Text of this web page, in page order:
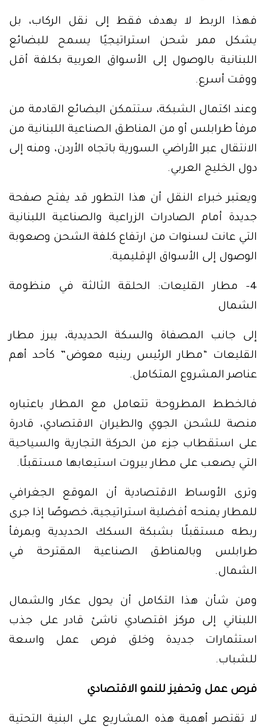
فهذا الربط لا يهدف فقط إلى نقل الركاب، بل
يشكل ممر شحن استراتيجيًا يسمح للبضائع
اللبنانية بالوصول إلى الأسواق العربية بكلفة أقل
ووقت أسرع.
وعند اكتمال الشبكة، ستتمكن البضائع القادمة من
مرفأ طرابلس أو من المناطق الصناعية اللبنانية من
الانتقال عبر الأراضي السورية باتجاه الأردن، ومنه إلى
دول الخليج العربي.
ويعتبر خبراء النقل أن هذا التطور قد يفتح صفحة
جديدة أمام الصادرات الزراعية والصناعية اللبنانية
التي عانت لسنوات من ارتفاع كلفة الشحن وصعوبة
الوصول إلى الأسواق الإقليمية.
4- مطار القليعات: الحلقة الثالثة في منظومة
الشمال
إلى جانب المصفاة والسكة الحديدية، يبرز مطار
القليعات “مطار الرئيس رينيه معوض” كأحد أهم
عناصر المشروع المتكامل.
فالخطط المطروحة تتعامل مع المطار باعتباره
منصة للشحن الجوي والطيران الاقتصادي، قادرة
على استقطاب جزء من الحركة التجارية والسياحية
التي يصعب على مطار بيروت استيعابها مستقبلًا.
وترى الأوساط الاقتصادية أن الموقع الجغرافي
للمطار يمنحه أفضلية استراتيجية، خصوصًا إذا جرى
ربطه مستقبلًا بشبكة السكك الحديدية وبمرفأ
طرابلس وبالمناطق الصناعية المقترحة في
الشمال.
ومن شأن هذا التكامل أن يحول عكار والشمال
اللبناني إلى مركز اقتصادي ناشئ قادر على جذب
استثمارات جديدة وخلق فرص عمل واسعة
للشباب.
فرص عمل وتحفيز للنمو الاقتصادي
لا تقتصر أهمية هذه المشاريع على البنية التحتية